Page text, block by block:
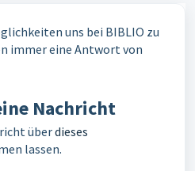
uns bei BIBLIO zu
immer eine Antwort von
Nachricht
überdieses
lassen.